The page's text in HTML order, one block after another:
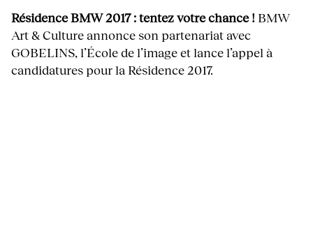
Résidence BMW 2017 : tentez votre chance ! BMW
Art & Culture annonce son partenariat avec
GOBELINS, l’École de l’image et lance l’appel à
candidatures pour la Résidence 2017.